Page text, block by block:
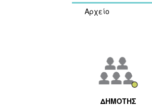
Αρχείο
ΔΗΜΟΤΗΣ